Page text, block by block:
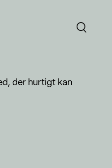
der hurtigt kan